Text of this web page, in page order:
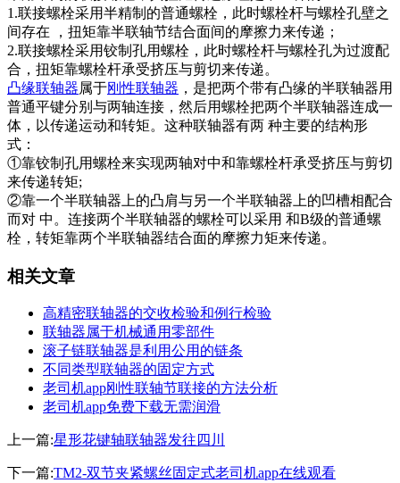
1.联接螺栓采用半精制的普通螺栓，此时螺栓杆与螺栓孔壁之
间存在 ，扭矩靠半联轴节结合面间的摩擦力来传递；
2.联接螺栓采用铰制孔用螺栓，此时螺栓杆与螺栓孔为过渡配
合，扭矩靠螺栓杆承受挤压与剪切来传递。
凸缘联轴器属于刚性联轴器 ，是把两个带有凸缘的半联轴器用
普通平键分别与两轴连接，然后用螺栓把两个半联轴器连成一
体，以传递运动和转矩。这种联轴器有两 种主要的结构形
式：
①靠铰制孔用螺栓来实现两轴对中和靠螺栓杆承受挤压与剪切
来传递转矩;
②靠一个半联轴器上的凸肩与另一个半联轴器上的凹槽相配合
而对 中。连接两个半联轴器的螺栓可以采用 和B级的普通螺
栓，转矩靠两个半联轴器结合面的摩擦力矩来传递。
相关文章
高精密联轴器的交收检验和例行检验
联轴器属于机械通用零部件
滚子链联轴器是利用公用的链条
不同类型联轴器的固定方式
老司机app刚性联轴节联接的方法分析
老司机app免费下载无需润滑
上一篇:星形花键轴联轴器发往四川
下一篇:TM2-双节夹紧螺丝固定式老司机app在线观看